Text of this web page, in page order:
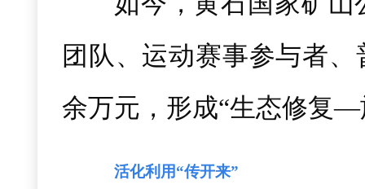
团队、运动赛事参与者
余万元，形成“生态修复
活化利用“传开来”